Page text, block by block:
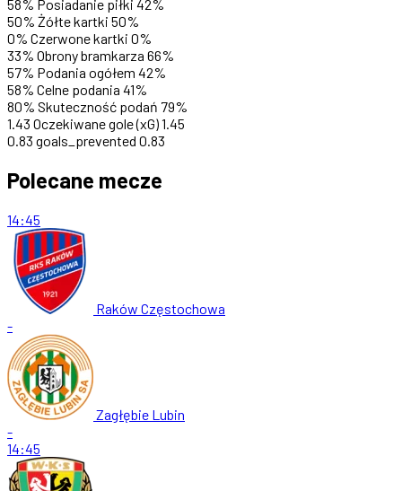
58% Posiadanie piłki 42%
50% Żółte kartki 50%
0% Czerwone kartki 0%
33% Obrony bramkarza 66%
57% Podania ogółem 42%
58% Celne podania 41%
80% Skuteczność podań 79%
1.43 Oczekiwane gole (xG)1.45
0.83 goals_prevented 0.83
Polecane mecze
14:45
Raków Częstochowa
-
Zagłębie Lubin
-
14:45